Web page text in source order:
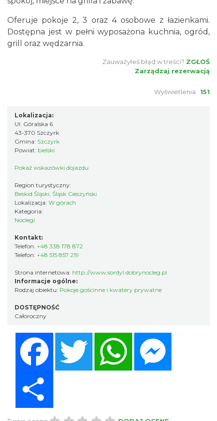
Oferuje pokoje 2, 3 oraz 4 osobowe z łazienkami.
Dostępna jest w pełni wyposażona kuchnia, ogród,
grill oraz wędzarnia.
Zauważyłeś błąd w treści? ZGŁOŚ
Zarządzaj rezerwacją
Wyświetlenia: 151
Lokalizacja:
Ul. Góralska 6
43-370 Szczyrk
Gmina: Szczyrk
Powiat: bielski
Pokaż wskazówki dojazdu
Region turystyczny:
Beskid Śląski, Śląsk Cieszyński
Lokalizacja: W górach
Kategoria:
Noclegi
Kontakt:
Telefon: +48 338 178 872
Telefon: +48 515 857 219
Strona internetowa: http://www.sordyl.dobrynocleg.pl
Informacje ogólne:
Rodzaj obiektu: Pokoje gościnne i kwatery prywatne
DOSTĘPNOŚĆ
Całoroczny
Twitter WhatsApp